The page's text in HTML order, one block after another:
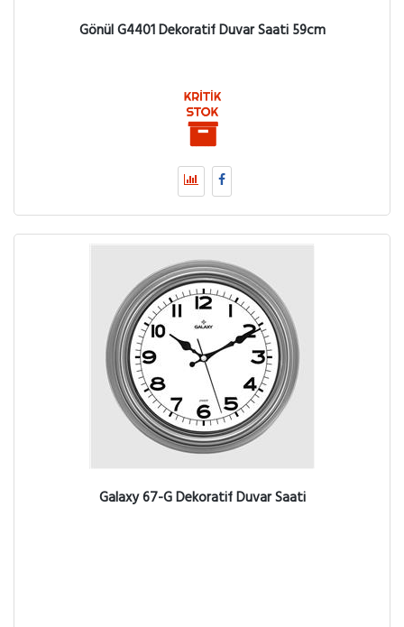
Gönül G4401 Dekoratif Duvar Saati 59cm
Galaxy 67-G Dekoratif Duvar Saati